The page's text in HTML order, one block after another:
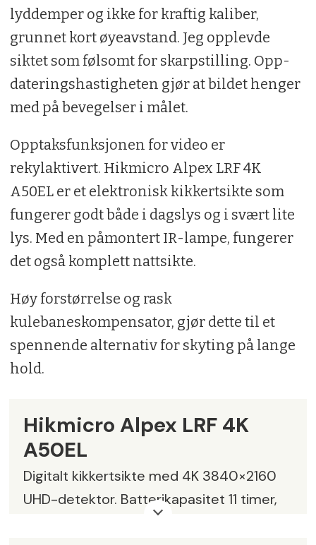
lyddemper og ikke for kraftig kaliber,
grunnet kort øyeavstand. Jeg opplevde
siktet som følsomt for skarpstilling. Opp-
dateringshastigheten gjør at bildet henger
med på bevegelser i målet.
Opptaksfunksjonen for video er
rekylaktivert. Hikmicro Alpex LRF 4K
A50EL er et elektronisk kikkertsikte som
fungerer godt både i dagslys og i svært lite
lys. Med en påmontert IR-lampe, fungerer
det også komplett nattsikte.
Høy forstørrelse og rask
kulebaneskompensator, gjør dette til et
spennende alternativ for skyting på lange
hold.
Hikmicro Alpex LRF 4K
A50EL
Digitalt kikkertsikte med 4K 3840×2160
UHD-detektor. Batterikapasitet 11 timer,